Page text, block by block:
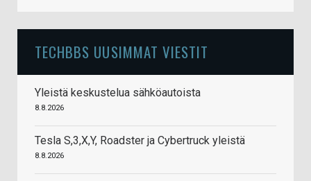
TECHBBS UUSIMMAT VIESTIT
Yleistä keskustelua sähköautoista
8.8.2026
Tesla S,3,X,Y, Roadster ja Cybertruck yleistä
8.8.2026